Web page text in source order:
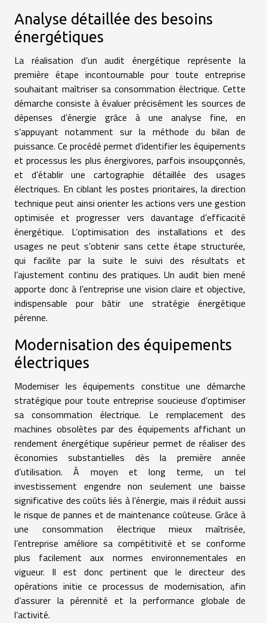
Analyse détaillée des besoins
énergétiques
La réalisation d’un audit énergétique représente la
première étape incontournable pour toute entreprise
souhaitant maîtriser sa consommation électrique. Cette
démarche consiste à évaluer précisément les sources de
dépenses d’énergie grâce à une analyse fine, en
s’appuyant notamment sur la méthode du bilan de
puissance. Ce procédé permet d’identifier les équipements
et processus les plus énergivores, parfois insoupçonnés,
et d’établir une cartographie détaillée des usages
électriques. En ciblant les postes prioritaires, la direction
technique peut ainsi orienter les actions vers une gestion
optimisée et progresser vers davantage d’efficacité
énergétique. L’optimisation des installations et des
usages ne peut s’obtenir sans cette étape structurée,
qui facilite par la suite le suivi des résultats et
l’ajustement continu des pratiques. Un audit bien mené
apporte donc à l’entreprise une vision claire et objective,
indispensable pour bâtir une stratégie énergétique
pérenne.
Modernisation des équipements
électriques
Moderniser les équipements constitue une démarche
stratégique pour toute entreprise soucieuse d’optimiser
sa consommation électrique. Le remplacement des
machines obsolètes par des équipements affichant un
rendement énergétique supérieur permet de réaliser des
économies substantielles dès la première année
d’utilisation. À moyen et long terme, un tel
investissement engendre non seulement une baisse
significative des coûts liés à l’énergie, mais il réduit aussi
le risque de pannes et de maintenance coûteuse. Grâce à
une consommation électrique mieux maîtrisée,
l’entreprise améliore sa compétitivité et se conforme
plus facilement aux normes environnementales en
vigueur. Il est donc pertinent que le directeur des
opérations initie ce processus de modernisation, afin
d’assurer la pérennité et la performance globale de
l’activité.